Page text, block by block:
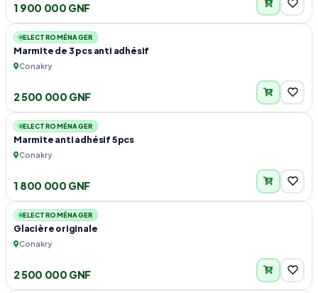
1 900 000 GNF
ELECTROMÉNAGER
Marmite de 3 pcs anti adhésif
Conakry
2 500 000 GNF
ELECTROMÉNAGER
Marmite anti adhésif 5pcs
Conakry
1 800 000 GNF
ELECTROMÉNAGER
Glacière originale
Conakry
2 500 000 GNF